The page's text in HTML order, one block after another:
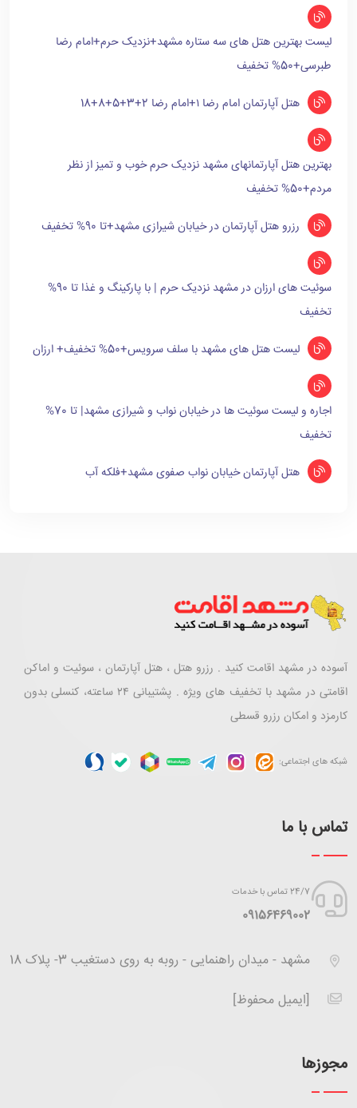
لیست بهترین هتل های سه ستاره مشهد+نزدیک حرم+امام رضا
طبرسی+50% تخفیف
هتل آپارتمان امام رضا ۱+امام رضا 2+3+5+8+18
بهترین هتل آپارتمانهای مشهد نزدیک حرم خوب و تمیز از نظر
مردم+50% تخفیف
رزرو هتل آپارتمان در خیابان شیرازی مشهد+تا 90% تخفیف
سوئیت های ارزان در مشهد نزدیک حرم | با پارکینگ و غذا تا 90%
تخفیف
لیست هتل های مشهد با سلف سرویس+50% تخفیف+ ارزان
اجاره و لیست سوئیت ها در خیابان نواب و شیرازی مشهد| تا 70%
تخفیف
هتل آپارتمان خیابان نواب صفوی مشهد+فلکه آب
آسوده در مشهد اقامت کنید . رزرو هتل ، هتل آپارتمان ، سوئیت و اماکن
اقامتی در مشهد با تخفیف های ویژه . پشتیبانی ۲۴ ساعته، کنسلی بدون
کارمزد و امکان رزرو قسطی
شبکه های اجتماعی:
تماس با ما
24/7 تماس با خدمات
‪09156469002
مشهد - میدان راهنمایی - روبه به روی دستغیب 3- پلاک 18
[ایمیل محفوظ]
مجوزها